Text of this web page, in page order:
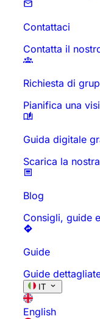
Contattaci
Contatta il
Richiesta di
Pianifica una
Guida digitale
Scarica la
Blog
Consigli, guide
Guide
Guide
IT
English